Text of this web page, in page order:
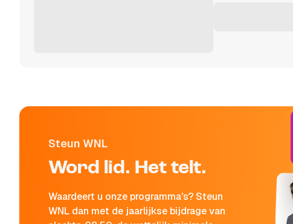
Steun WNL
Word lid. Het telt.
Waardeert u onze programma's? Steun
WNL dan met de jaarlijkse bijdrage van